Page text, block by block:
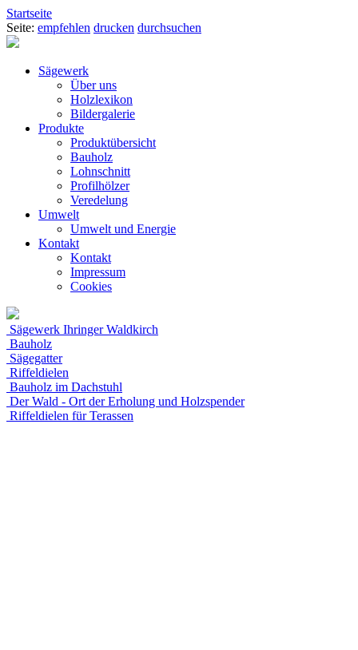
Startseite
Seite: empfehlen drucken durchsuchen
Sägewerk
Über uns
Holzlexikon
Bildergalerie
Produkte
Produktübersicht
Bauholz
Lohnschnitt
Profilhölzer
Veredelung
Umwelt
Umwelt und Energie
Kontakt
Kontakt
Impressum
Cookies
Sägewerk Ihringer Waldkirch
Bauholz
Sägegatter
Riffeldielen
Bauholz im Dachstuhl
Der Wald - Ort der Erholung und Holzspender
Riffeldielen für Terassen